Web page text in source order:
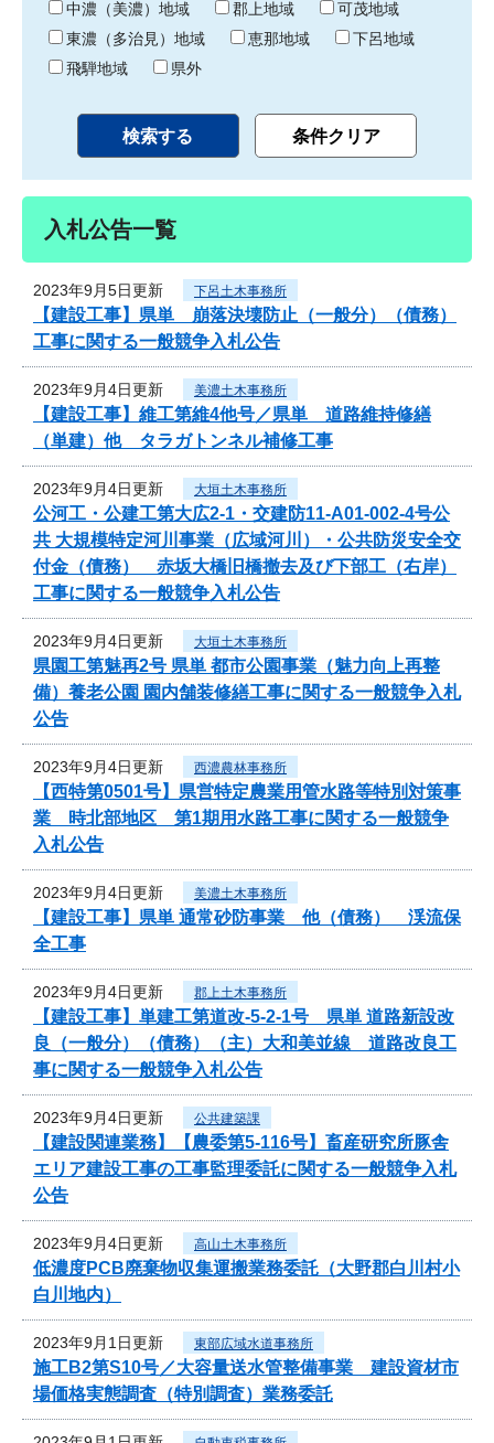
中濃（美濃）地域
郡上地域
可茂地域
東濃（多治見）地域
恵那地域
下呂地域
飛騨地域
県外
入札公告一覧
2023年9月5日更新 下呂土木事務所
【建設工事】県単 崩落決壊防止（一般分）（債務）
工事に関する一般競争入札公告
2023年9月4日更新 美濃土木事務所
【建設工事】維工第維4他号／県単 道路維持修繕
（単建）他 タラガトンネル補修工事
2023年9月4日更新 大垣土木事務所
公河工・公建工第大広2-1・交建防11-A01-002-4号公
共 大規模特定河川事業（広域河川）・公共防災安全交
付金（債務） 赤坂大橋旧橋撤去及び下部工（右岸）
工事に関する一般競争入札公告
2023年9月4日更新 大垣土木事務所
県園工第魅再2号 県単 都市公園事業（魅力向上再整
備）養老公園 園内舗装修繕工事に関する一般競争入札
公告
2023年9月4日更新 西濃農林事務所
【西特第0501号】県営特定農業用管水路等特別対策事
業 時北部地区 第1期用水路工事に関する一般競争
入札公告
2023年9月4日更新 美濃土木事務所
【建設工事】県単 通常砂防事業 他（債務） 渓流保
全工事
2023年9月4日更新 郡上土木事務所
【建設工事】単建工第道改-5-2-1号 県単 道路新設改
良（一般分）（債務）（主）大和美並線 道路改良工
事に関する一般競争入札公告
2023年9月4日更新 公共建築課
【建設関連業務】【農委第5-116号】畜産研究所豚舎
エリア建設工事の工事監理委託に関する一般競争入札
公告
2023年9月4日更新 高山土木事務所
低濃度PCB廃棄物収集運搬業務委託（大野郡白川村小
白川地内）
2023年9月1日更新 東部広域水道事務所
施工B2第S10号／大容量送水管整備事業 建設資材市
場価格実態調査（特別調査）業務委託